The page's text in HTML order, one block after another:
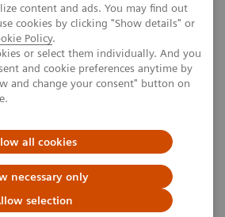
content and ads. You may find out
cookies by clicking "Show details" or
Policy.
or select them individually. And you
and cookie preferences anytime by
and change your consent" button on
all cookies
necessary only
selection
Archiv
Auswahl von Links zur
über das Unternehmen und
Für den Zugriff auf
ein Abonnement oder eine
sein. Es wird darauf
Healthineers keine